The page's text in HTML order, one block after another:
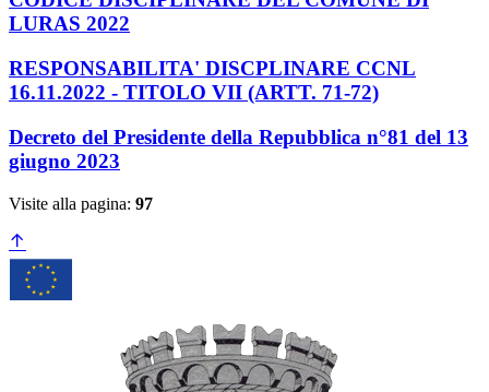
LURAS 2022
RESPONSABILITA' DISCPLINARE CCNL
16.11.2022 - TITOLO VII (ARTT. 71-72)
Decreto del Presidente della Repubblica n°81 del 13
giugno 2023
Visite alla pagina: 97